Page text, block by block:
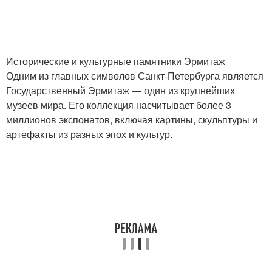
Исторические и культурные памятники Эрмитаж
Одним из главных символов Санкт-Петербурга является
Государственный Эрмитаж — один из крупнейших
музеев мира. Его коллекция насчитывает более 3
миллионов экспонатов, включая картины, скульптуры и
артефакты из разных эпох и культур.